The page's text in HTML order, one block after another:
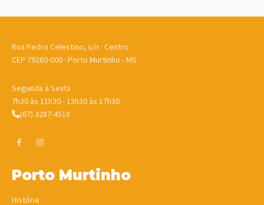
Rua Pedro Celestino, s/n · Centro
CEP 79280-000 · Porto Murtinho - MS
Segunda à Sexta
7h30 às 11h30 - 13h30 às 17h30
(67) 3287-4518
Porto Murtinho
História